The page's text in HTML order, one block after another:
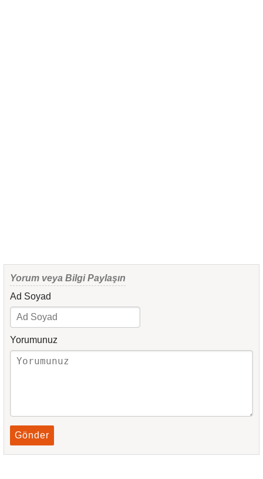
Yorum veya Bilgi Paylaşın
Ad Soyad
Yorumunuz
Gönder